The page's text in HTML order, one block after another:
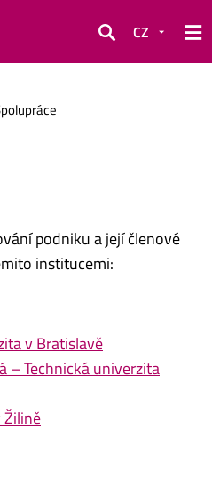
Hledat
CZ
podniku a její členové
institucemi:
v Bratislavě
– Technická univerzita